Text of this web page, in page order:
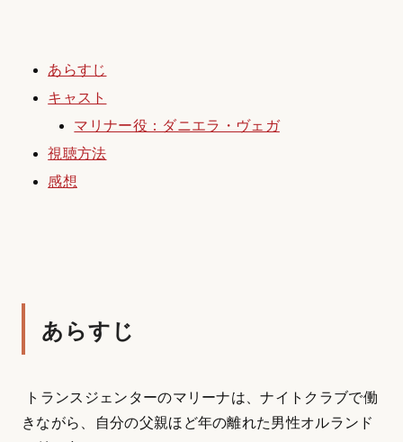
あらすじ
キャスト
マリナー役：ダニエラ・ヴェガ
視聴方法
感想
あらすじ
トランスジェンターのマリーナは、ナイトクラブで働
きながら、自分の父親ほど年の離れた男性オルランド